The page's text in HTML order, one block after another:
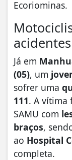
Ecoriominas.
acidentes
Já em
(05), um
sofrer uma
111. A vítima
SAMU com
braços,
ao Hospital
completa.